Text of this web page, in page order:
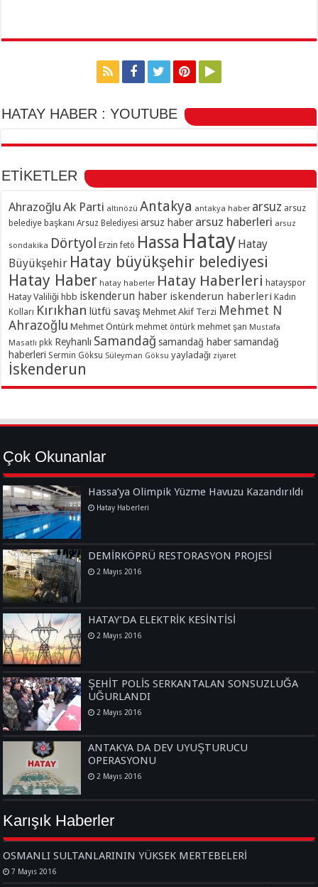
HATAY HABER : YOUTUBE
ETİKETLER
Ahrazoğlu Ak Parti altınözü Antakya antakya haber arsuz arsuz
belediye başkanı Arsuz Belediyesi arsuz haber arsuz haberleri arsuz
sondakika Dörtyol Erzin fetö Hassa Hatay Hatay
Büyükşehir Hatay büyükşehir belediyesi
Hatay Haber hatay haberler Hatay Haberleri hatayspor
Hatay Valiliği hbb iskenderun haber iskenderun haberleri Kadın
Kolları Kırıkhan lütfü savaş Mehmet Akif Terzi Mehmet N
Ahrazoğlu Mehmet Öntürk mehmet öntürk mehmet şan Mustafa
Masatlı pkk Reyhanlı Samandağ samandağ haber samandağ
haberleri Sermin Göksu Süleyman Göksu yayladağı ziyaret
İskenderun
Çok Okunanlar
Hassa’ya Olimpik Yüzme Havuzu Kazandırıldı
Hatay Haberleri
DEMİRKÖPRÜ RESTORASYON PROJESİ
2 Mayıs 2016
HATAY’DA ELEKTRİK KESİNTİSİ
2 Mayıs 2016
ŞEHİT POLİS SERKANTALAN SONSUZLUĞA
UĞURLANDI
2 Mayıs 2016
ANTAKYA DA DEV UYUŞTURUCU
OPERASYONU
2 Mayıs 2016
Karışık Haberler
OSMANLI SULTANLARININ YÜKSEK MERTEBELERİ
7 Mayıs 2016